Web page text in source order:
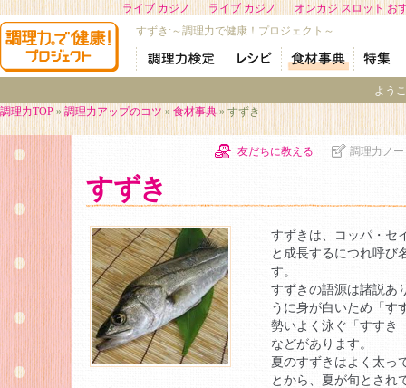
ライブ カジノ ライブ カジノ
オンカジ スロット お
すずき:～調理力で健康！プロジェクト～
よう
調理力TOP » 調理力アップのコツ » 食材事典 » すずき
友だちに教える 調理力ノ
すずき
すずきは、コッパ・セ
と成長するにつれ呼び
す。
すずきの語源は諸説あ
うに身が白いため「す
勢いよく泳ぐ「すすき
などがあります。
夏のすずきはよく太っ
とから、夏が旬とされ